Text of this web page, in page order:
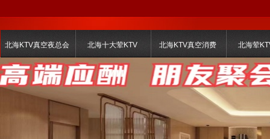
北海KTV真空夜总会 北海十大荤KTV 北海KTV真空消费 北海荤